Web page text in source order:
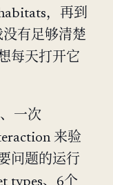
，再到
有足够清楚
每天打开它
一次
来验
问题的运行
types、6个